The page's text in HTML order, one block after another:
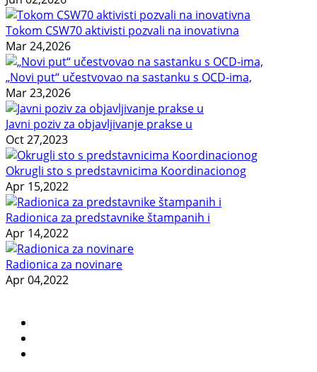
Tokom CSW70 aktivisti pozvali na inovativna
Mar 24,2026
„Novi put“ učestvovao na sastanku s OCD-ima,
Mar 23,2026
Javni poziv za objavljivanje prakse u
Oct 27,2023
Okrugli sto s predstavnicima Koordinacionog
Apr 15,2022
Radionica za predstavnike štampanih i
Apr 14,2022
Radionica za novinare
Apr 04,2022